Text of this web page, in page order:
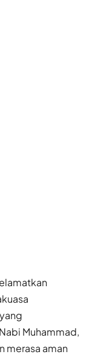
Muhammad,
merasa aman